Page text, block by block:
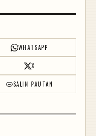
WHATSAPP
X
SALIN PAUTAN